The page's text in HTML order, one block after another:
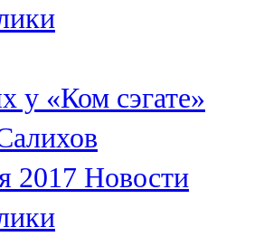
у «Ком сэгате»
2017 Новости